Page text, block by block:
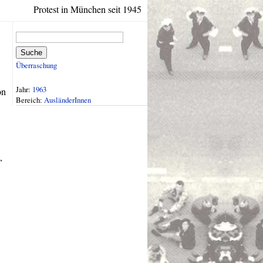
Protest in München seit 1945
Suche
Überraschung
Jahr: 1963
Bereich: AusländerInnen